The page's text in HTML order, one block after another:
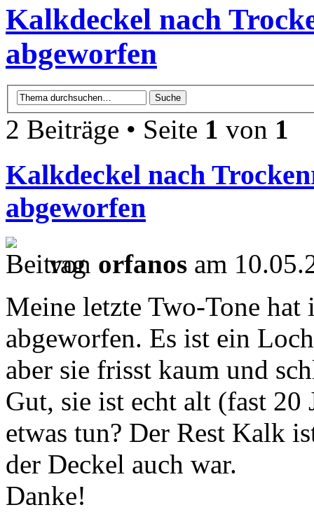
Kalkdeckel nach
abgeworfen
2 Beiträge • Seite 1 von 1
Kalkdeckel nach
abgeworfen
von orfanos am
Meine letzte Two-Tone
abgeworfen. Es ist ein
aber sie frisst kaum und
Gut, sie ist echt alt (fast 20
etwas tun? Der Rest Kalk
der Deckel auch war.
Danke!